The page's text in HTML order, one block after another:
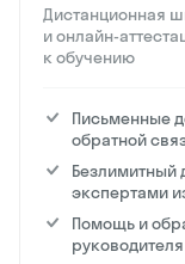
Дистанционная
и онлайн-
к обучению
Письменные
обратной
Безлимитный
экспертами
Помощь и
руководителя